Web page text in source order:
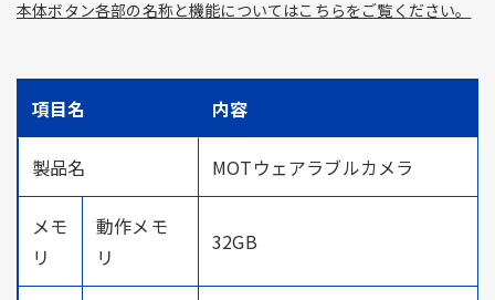
本体ボタン各部の名称と機能についてはこちらをご覧ください。
項目名 内容
製品名 MOTウェアラブルカメラ
メモ
リ
動作メモ
リ
32GB